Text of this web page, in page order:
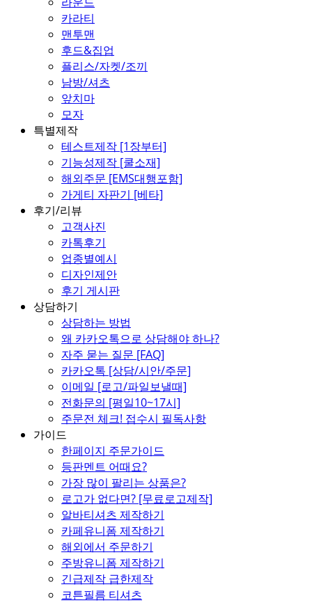
카라티
맨투맨
후드&집업
플리스/자켓/조끼
남방/셔츠
앞치마
모자
특별제작
테스트제작 [1장부터]
기능성제작 [쿨소재]
해외주문 [EMS대행포함]
가게티 자판기 [베타]
후기/리뷰
고객사진
카톡후기
업종별예시
디자인제안
후기 게시판
상담하기
상담하는 방법
왜 카카오톡으로 상담해야 하나?
자주 묻는 질문 [FAQ]
카카오톡 [상담/시안/주문]
이메일 [로고/파일보낼때]
전화문의 [평일10~17시]
주문전 체크! 접수시 필독사항
가이드
한페이지 주문가이드
등판멘트 어때요?
가장 많이 팔리는 상품은?
로고가 없다면? [무료로고제작]
알바티셔츠 제작하기
카페유니폼 제작하기
해외에서 주문하기
주방유니폼 제작하기
긴급제작 급한제작
코튼필름 티셔츠